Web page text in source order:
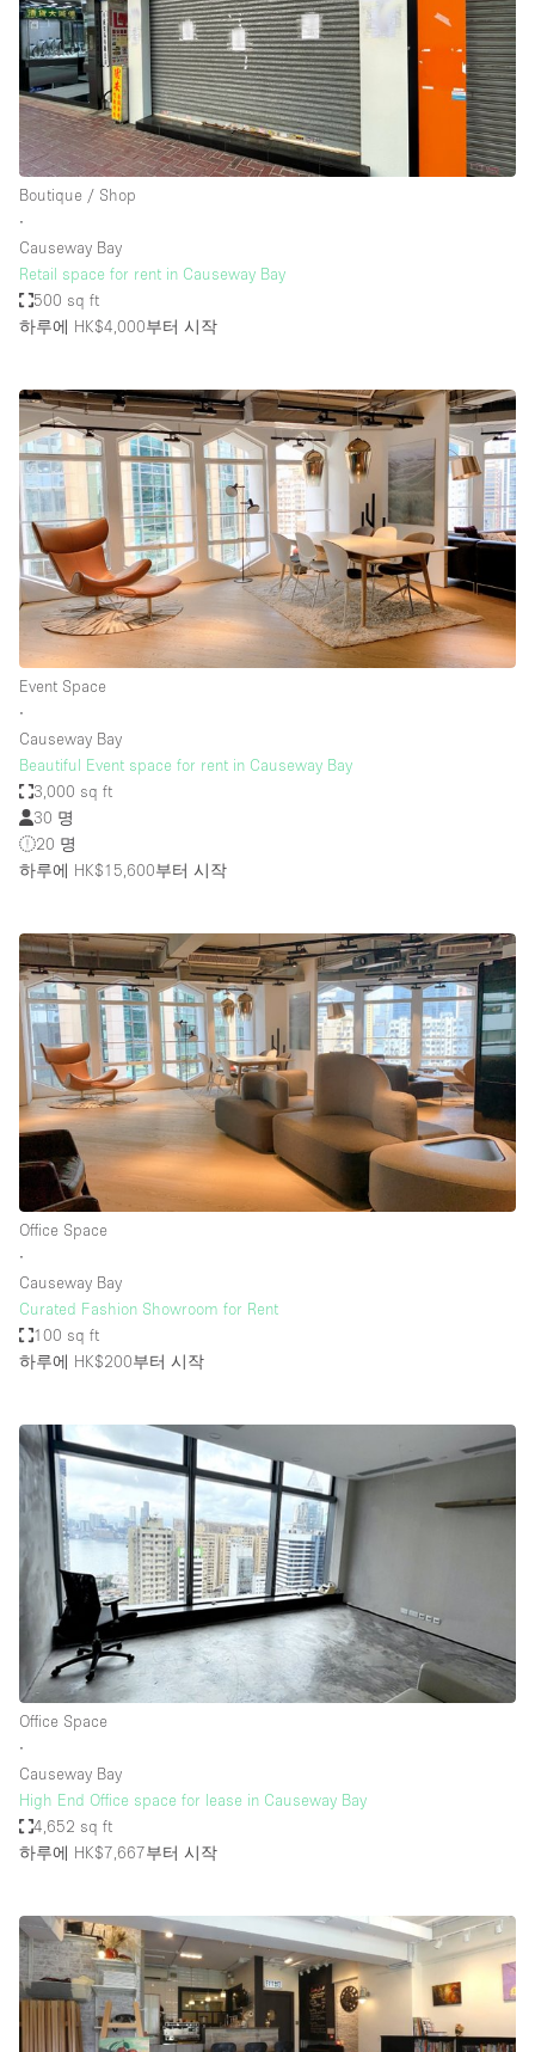
Boutique / Shop
∙
Causeway Bay
Retail space for rent in Causeway Bay
500 sq ft
하루에 HK$4,000부터 시작
Event Space
∙
Causeway Bay
Beautiful Event space for rent in Causeway Bay
3,000 sq ft
30 명
20 명
하루에 HK$15,600부터 시작
Office Space
∙
Causeway Bay
Curated Fashion Showroom for Rent
100 sq ft
하루에 HK$200부터 시작
Office Space
∙
Causeway Bay
High End Office space for lease in Causeway Bay
4,652 sq ft
하루에 HK$7,667부터 시작